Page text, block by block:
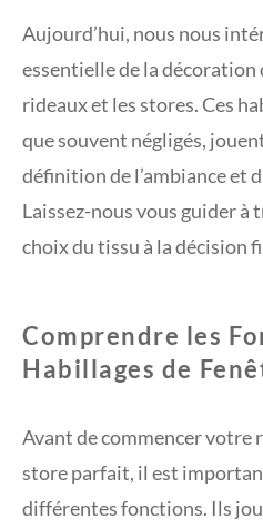
Aujourd’hui, nous nous
essentielle de la
rideaux et les stores. Ces
que souvent négligés,
définition de l’ambiance et
Laissez-nous vous guider à
choix du tissu à la décision
Comprendre les
Habillages de
Avant de commencer votre
store parfait, il est
différentes fonctions. Ils